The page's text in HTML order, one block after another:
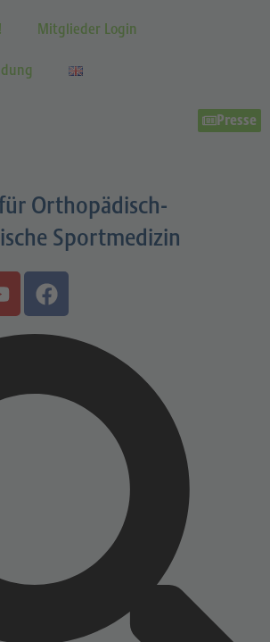
Mitglieder Login
Presse
Orthopädisch-
Sportmedizin